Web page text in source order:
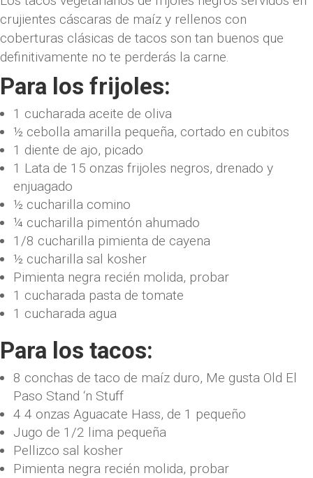
crujientes cáscaras de maíz y rellenos con
coberturas clásicas de tacos son tan buenos que
definitivamente no te perderás la carne.
Para los frijoles:
1 cucharada aceite de oliva
½ cebolla amarilla pequeña, cortado en cubitos
1 diente de ajo, picado
1 Lata de 15 onzas frijoles negros, drenado y
enjuagado
½ cucharilla comino
¼ cucharilla pimentón ahumado
1/8 cucharilla pimienta de cayena
½ cucharilla sal kosher
Pimienta negra recién molida, probar
1 cucharada pasta de tomate
1 cucharada agua
Para los tacos:
8 conchas de taco de maíz duro, Me gusta Old El
Paso Stand ‘n Stuff
4 4 onzas Aguacate Hass, de 1 pequeño
Jugo de 1/2 lima pequeña
Pellizco sal kosher
Pimienta negra recién molida, probar